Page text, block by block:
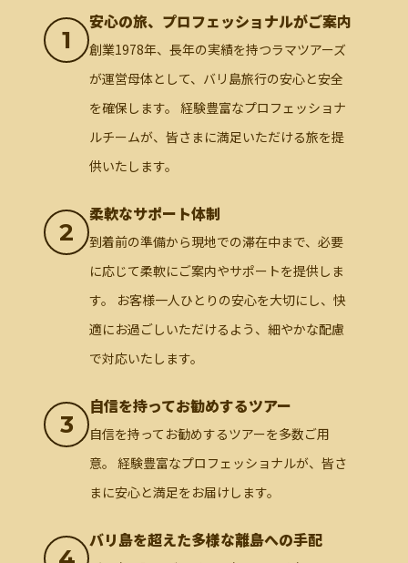
1
安心の旅、プロフェッショナルがご案内
創業1978年、長年の実績を持つラマツアーズ
が運営母体として、バリ島旅行の安心と安全
を確保します。 経験豊富なプロフェッショナ
ルチームが、皆さまに満足いただける旅を提
供いたします。
2
柔軟なサポート体制
到着前の準備から現地での滞在中まで、必要
に応じて柔軟にご案内やサポートを提供しま
す。 お客様一人ひとりの安心を大切にし、快
適にお過ごしいただけるよう、細やかな配慮
で対応いたします。
3
自信を持ってお勧めするツアー
自信を持ってお勧めするツアーを多数ご用
意。 経験豊富なプロフェッショナルが、皆さ
まに安心と満足をお届けします。
バリ島を超えた多様な離島への手配